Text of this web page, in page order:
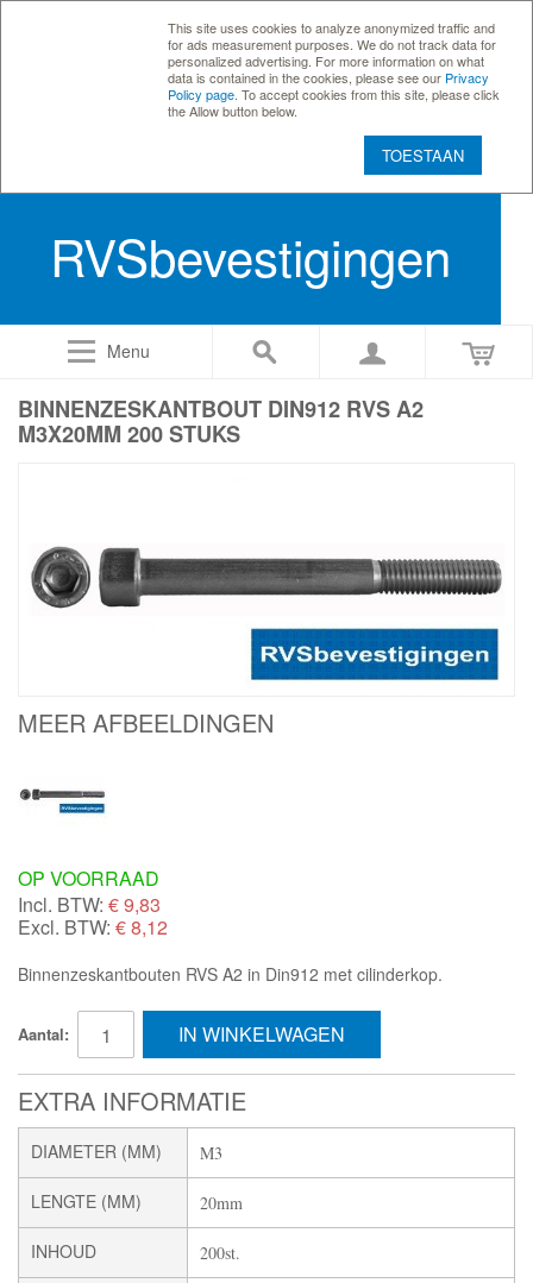
This site uses cookies to analyze anonymized traffic and
for ads measurement purposes. We do not track data for
personalized advertising. For more information on what
data is contained in the cookies, please see our Privacy
Policy page . To accept cookies from this site, please click
the Allow button below.
TOESTAAN
RVSbevestigingen
Menu
BINNENZESKANTBOUT DIN912 RVS A2
M3X20MM 200 STUKS
MEER AFBEELDINGEN
OP VOORRAAD
Incl. BTW: €9,83
Excl. BTW: € 8,12
Binnenzeskantbouten RVS A2 in Din912 met cilinderkop.
Aantal: IN WINKELWAGEN
EXTRA INFORMATIE
DIAMETER (MM) M3
LENGTE (MM) 20mm
INHOUD 200st.